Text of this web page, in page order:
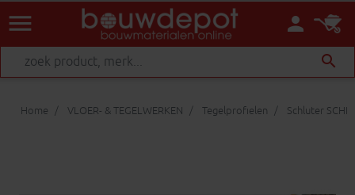
person
menu
search
Home VLOER- & TEGELWERKEN Tegelprofielen Schluter